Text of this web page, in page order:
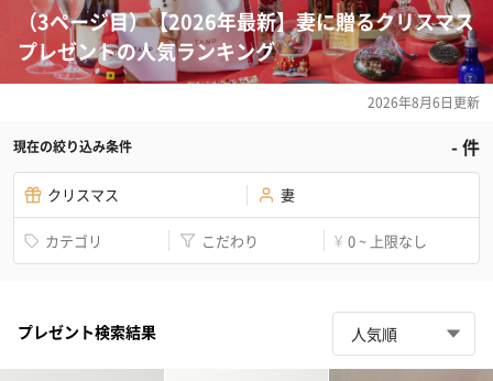
（3ページ目）【2026年最新】妻に贈るクリスマス
プレゼントの人気ランキング
2026年8月6日更新
現在の絞り込み条件 -件
クリスマス 妻
カテゴリ こだわり ¥ 0 ~ 上限なし
プレゼント検索結果